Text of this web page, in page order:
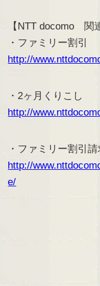
【NTT docomo 関
・ファミリー割引
http://
・2ヶ月くりこし
http://
・ファミリー割引
http://
e/